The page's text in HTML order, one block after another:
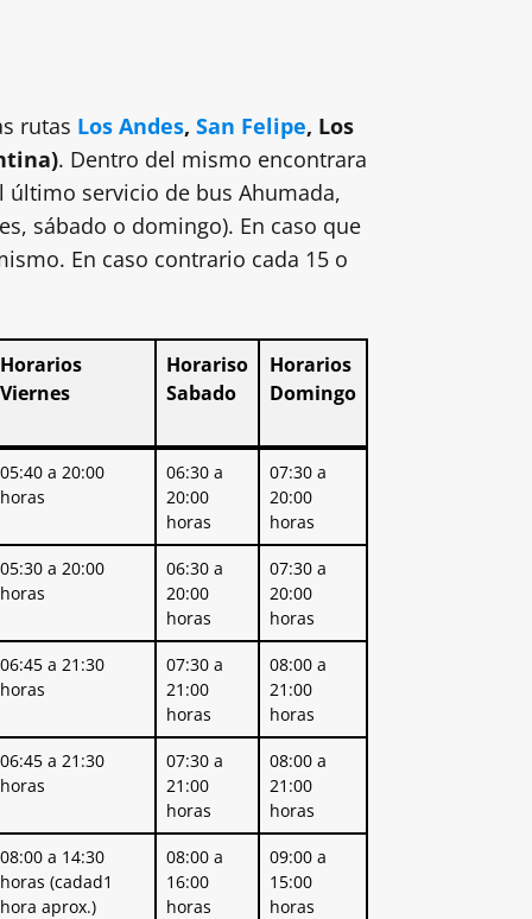
rutas Los Andes, San Felipe, Los
. Dentro del mismo encontrara
último servicio de bus Ahumada,
sábado o domingo). En caso que
En caso contrario cada 15 o
Horarios
Viernes
Horariso
Sabado
Horarios
Domingo
Horarios
Viernes
Horariso
Sabado
Horarios
Domingo
05:40 a 20:00
horas
06:30 a
20:00
horas
07:30 a
20:00
horas
05:30 a 20:00
horas
06:30 a
20:00
horas
07:30 a
20:00
horas
06:45 a 21:30
horas
07:30 a
21:00
horas
08:00 a
21:00
horas
06:45 a 21:30
horas
07:30 a
21:00
horas
08:00 a
21:00
horas
08:00 a 14:30
horas (cadad1
hora aprox.)
08:00 a
16:00
horas
09:00 a
15:00
horas